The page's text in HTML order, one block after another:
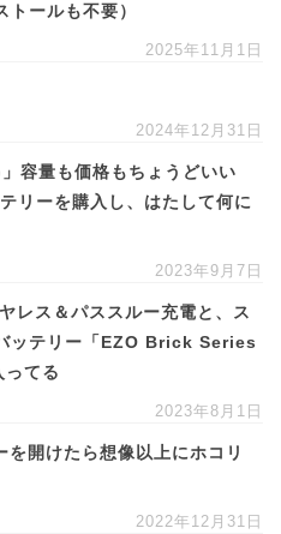
ールも不要）
2025年11月1日
2024年12月31日
容量も価格もちょうどいい
リーを購入し、はたして何に
2023年9月7日
レス＆パススルー充電と、ス
ッテリー「EZO Brick Series
てる
2023年8月1日
を開けたら想像以上にホコリ
2022年12月31日